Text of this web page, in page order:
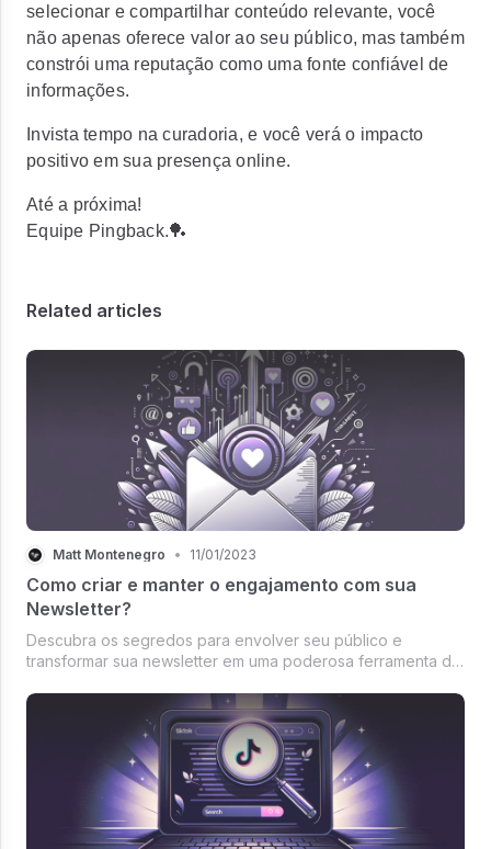
selecionar e compartilhar conteúdo relevante, você
não apenas oferece valor ao seu público, mas também
constrói uma reputação como uma fonte confiável de
informações.
Invista tempo na curadoria, e você verá o impacto
positivo em sua presença online.
Até a próxima!
Equipe Pingback.🏓
Related articles
Matt Montenegro • 11/01/2023
Como criar e manter o engajamento com sua
Newsletter?
Descubra os segredos para envolver seu público e
transformar sua newsletter em uma poderosa ferramenta de